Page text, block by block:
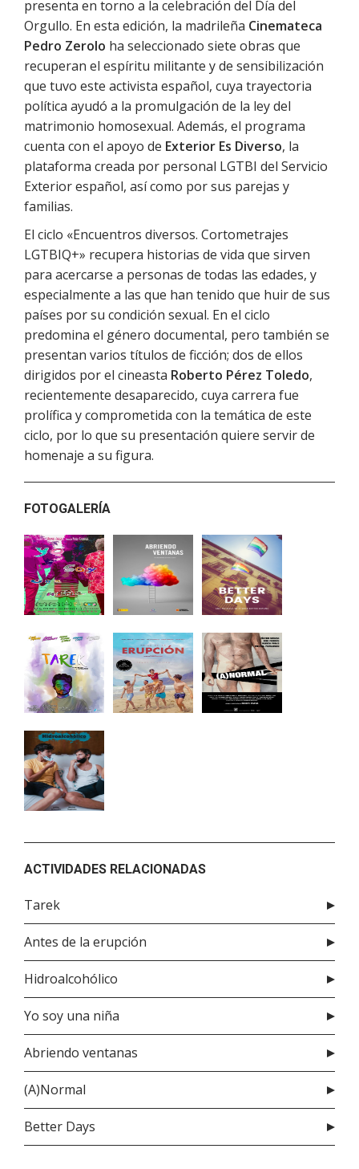
presenta en torno a la celebración del Día del
Orgullo. En esta edición, la madrileña Cinemateca
Pedro Zerolo ha seleccionado siete obras que
recuperan el espíritu militante y de sensibilización
que tuvo este activista español, cuya trayectoria
política ayudó a la promulgación de la ley del
matrimonio homosexual. Además, el programa
cuenta con el apoyo de Exterior Es Diverso, la
plataforma creada por personal LGTBI del Servicio
Exterior español, así como por sus parejas y
familias.
El ciclo «Encuentros diversos. Cortometrajes
LGTBIQ+» recupera historias de vida que sirven
para acercarse a personas de todas las edades, y
especialmente a las que han tenido que huir de sus
países por su condición sexual. En el ciclo
predomina el género documental, pero también se
presentan varios títulos de ficción; dos de ellos
dirigidos por el cineasta Roberto Pérez Toledo,
recientemente desaparecido, cuya carrera fue
prolífica y comprometida con la temática de este
ciclo, por lo que su presentación quiere servir de
homenaje a su figura.
FOTOGALERÍA
ACTIVIDADES RELACIONADAS
Tarek
Antes de la erupción
Hidroalcohólico
Yo soy una niña
Abriendo ventanas
(A)Normal
Better Days